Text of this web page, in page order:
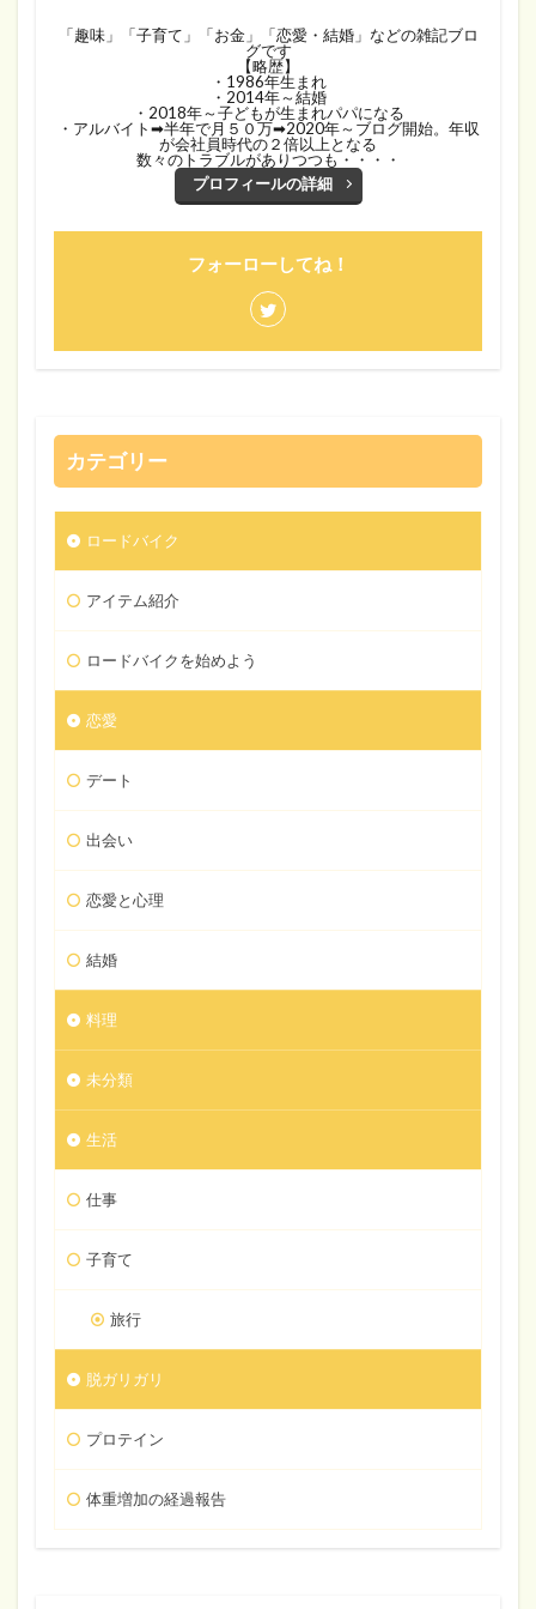
「趣味」「子育て」「お金」「恋愛・結婚」などの雑記ブロ
グです
【略歴】
・1986年生まれ
・2014年～結婚
・2018年～子どもが生まれパパになる
・アルバイト➡半年で月５０万➡2020年～ブログ開始。年収
が会社員時代の２倍以上となる
数々のトラブルがありつつも・・・・
プロフィールの詳細
フォーローしてね！
カテゴリー
ロードバイク
アイテム紹介
ロードバイクを始めよう
恋愛
デート
出会い
恋愛と心理
結婚
料理
未分類
生活
仕事
子育て
旅行
脱ガリガリ
プロテイン
体重増加の経過報告